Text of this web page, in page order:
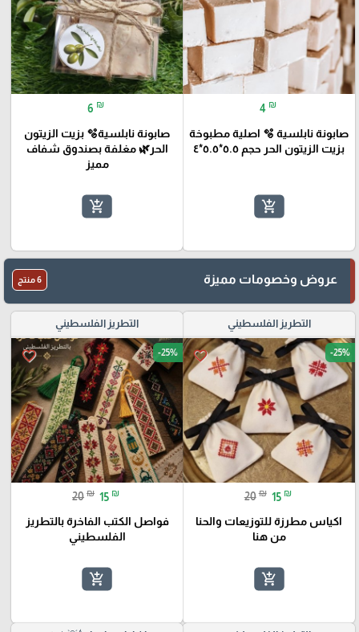
4 ₪
صابونة نابلسية 🫧 اصلية مطبوخة
بزيت الزيتون الحر حجم ٥.٥*٥.٥*٤
add_shopping_cart
6 ₪
صابونة نابلسية🫧 بزيت الزيتون
الحر🌿 مغلفة بصندوق شفاف
مميز
add_shopping_cart
عروض وخصومات مميزة 6 منتج
التطريز الفلسطيني
favorite_border -25%
20 ₪ 15 ₪
اكياس مطرزة للتوزيعات والحنا
من هنا
add_shopping_cart
التطريز الفلسطيني
favorite_border -25%
20 ₪ 15 ₪
فواصل الكتب الفاخرة بالتطريز
الفلسطيني
add_shopping_cart